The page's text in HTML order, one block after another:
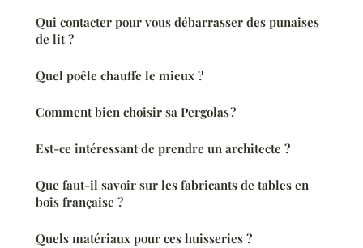
Qui contacter pour vous débarrasser des punaises
de lit ?
Quel poêle chauffe le mieux ?
Comment bien choisir sa Pergolas ?
Est-ce intéressant de prendre un architecte ?
Que faut-il savoir sur les fabricants de tables en
bois française ?
Quels matériaux pour ces huisseries ?